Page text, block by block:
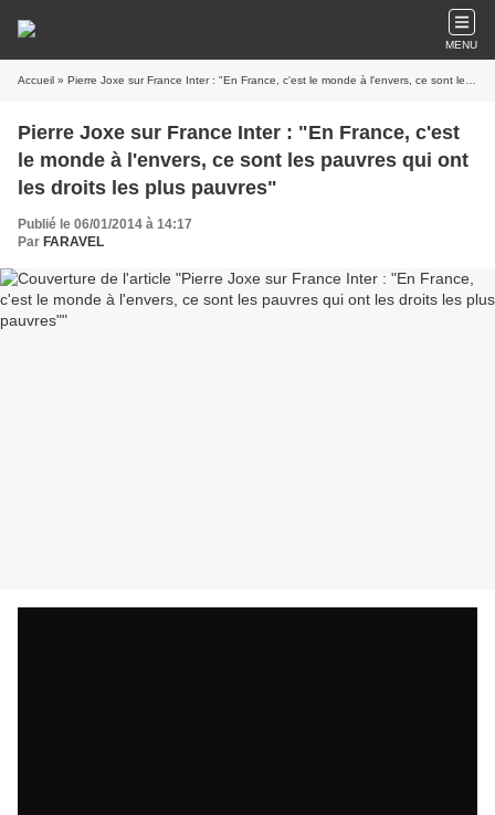
MENU
Accueil » Pierre Joxe sur France Inter : "En France, c'est le monde à l'envers, ce sont les pauvres qui ont les droits les plus pauvres"
Pierre Joxe sur France Inter : "En France, c'est
le monde à l'envers, ce sont les pauvres qui ont
les droits les plus pauvres"
Publié le 06/01/2014 à 14:17
Par FARAVEL